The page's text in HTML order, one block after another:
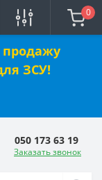
продажу
ЗСУ!
0
050 173 63 19
Заказать звонок